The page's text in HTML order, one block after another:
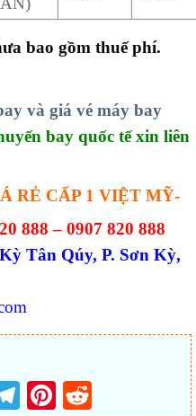
bao gồm thuế phí.
và giá vé máy bay
bay quốc tế xin liên
RẺ CẤP 1 VIỆT MỸ-
888 – 0907 820 888
Tân Qúy, P. Sơn Kỳ,
Telegram
Pinterest